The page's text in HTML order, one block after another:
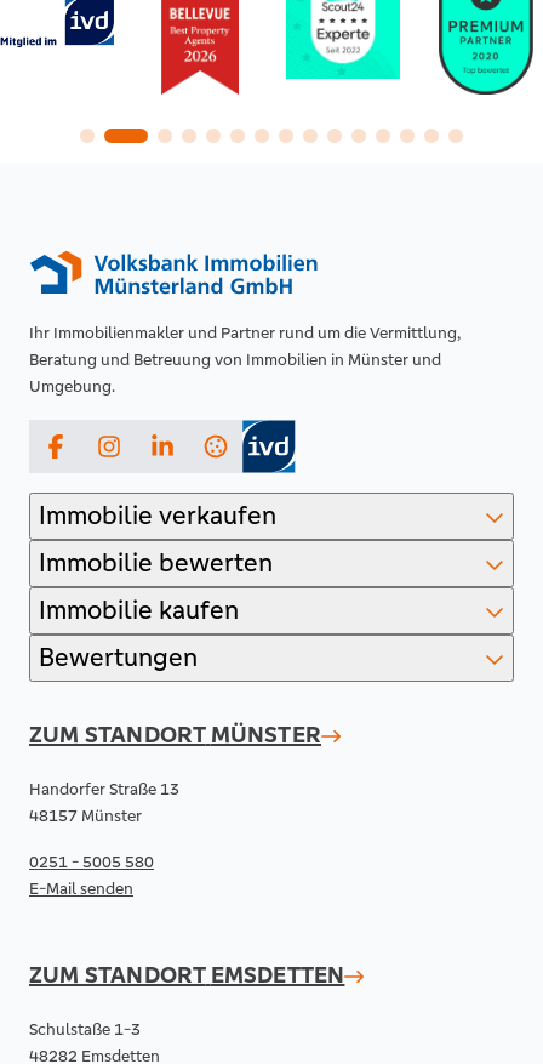
Ihr Immobilienmakler und Partner rund um die Vermittlung,
Beratung und Betreuung von Immobilien in Münster und
Umgebung.
FacebookInstagramLinkedIn
Immobilie verkaufen
Immobilie bewerten
Immobilie kaufen
Bewertungen
ZUM STANDORT MÜNSTER
Handorfer Straße 13
48157 Münster
0251 - 5005 580
E-Mail senden
ZUM STANDORT EMSDETTEN
Schulstaße 1-3
48282 Emsdetten